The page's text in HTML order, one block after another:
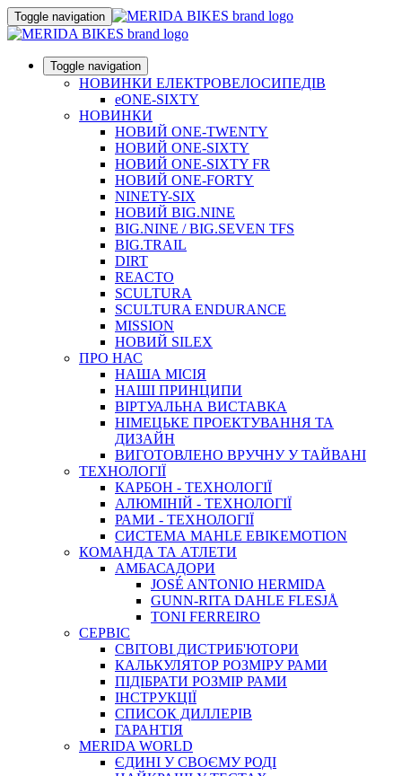
Toggle navigation
Toggle navigation
НОВИНКИ ЕЛЕКТРОВЕЛОСИПЕДІВ
eONE-SIXTY
НОВИНКИ
НОВИЙ ONE-TWENTY
НОВИЙ ONE-SIXTY
НОВИЙ ONE-SIXTY FR
НОВИЙ ONE-FORTY
NINETY-SIX
НОВИЙ BIG.NINE
BIG.NINE / BIG.SEVEN TFS
BIG.TRAIL
DIRT
REACTO
SCULTURA
SCULTURA ENDURANCE
MISSION
НОВИЙ SILEX
ПРО НАС
НАША МICIЯ
НАШI ПРИНЦИПИ
ВIРТУАЛЬНА ВИСТАВКА
НІМЕЦЬКЕ ПРОЕКТУВАННЯ ТА
ДИЗАЙН
ВИГОТОВЛЕНО ВРУЧНУ У ТАЙВАНІ
ТЕХНОЛОГІЇ
КАРБОН - ТЕХНОЛОГІЇ
АЛЮМІНІЙ - ТЕХНОЛОГІЇ
РАМИ - ТЕХНОЛОГІЇ
СИСТЕМА MAHLE EBIKEMOTION
КОМАНДА ТА АТЛЕТИ
АМБАСАДОРИ
JOSÉ ANTONIO HERMIDA
GUNN-RITA DAHLE FLESJÅ
TONI FERREIRO
СЕРВІС
СВІТОВІ ДИСТРИБ'ЮТОРИ
КАЛЬКУЛЯТОР РОЗМIРУ РАМИ
ПІДІБРАТИ РОЗМІР РАМИ
IНСТРУКЦIЇ
СПИСОК ДИЛЛЕРІВ
ГАРАНТIЯ
MERIDA WORLD
ЄДИНI У СВОЄМУ РОДI